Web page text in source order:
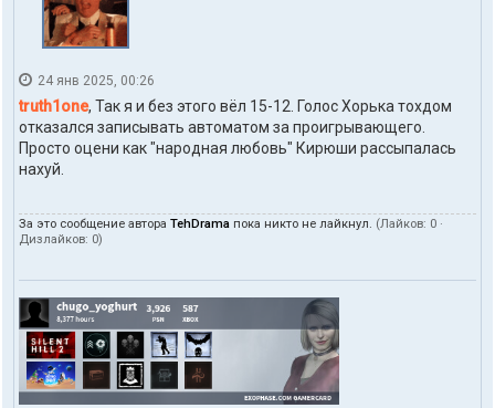
24 янв 2025, 00:26
truth1one, Так я и без этого вёл 15-12. Голос Хорька тохдом
отказался записывать автоматом за проигрывающего.
Просто оцени как "народная любовь" Кирюши рассыпалась
нахуй.
За это сообщение автора TehDrama пока никто не лайкнул. (Лайков: 0 ·
Дизлайков: 0)